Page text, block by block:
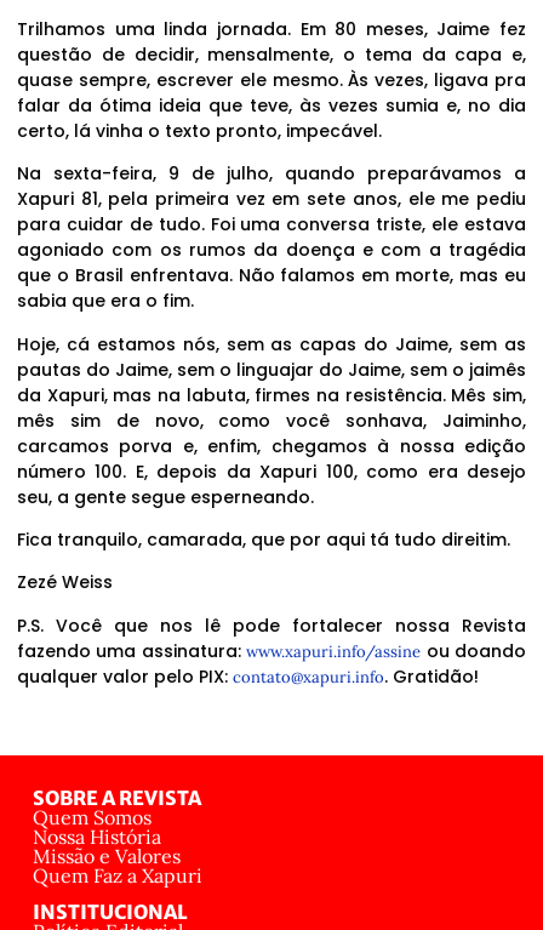
Trilhamos uma linda jornada. Em 80 meses, Jaime fez
questão de decidir, mensalmente, o tema da capa e,
quase sempre, escrever ele mesmo. Às vezes, ligava pra
falar da ótima ideia que teve, às vezes sumia e, no dia
certo, lá vinha o texto pronto, impecável.
Na sexta-feira, 9 de julho, quando preparávamos a
Xapuri 81, pela primeira vez em sete anos, ele me pediu
para cuidar de tudo. Foi uma conversa triste, ele estava
agoniado com os rumos da doença e com a tragédia
que o Brasil enfrentava. Não falamos em morte, mas eu
sabia que era o fim.
Hoje, cá estamos nós, sem as capas do Jaime, sem as
pautas do Jaime, sem o linguajar do Jaime, sem o jaimês
da Xapuri, mas na labuta, firmes na resistência. Mês sim,
mês sim de novo, como você sonhava, Jaiminho,
carcamos porva e, enfim, chegamos à nossa edição
número 100. E, depois da Xapuri 100, como era desejo
seu, a gente segue esperneando.
Fica tranquilo, camarada, que por aqui tá tudo direitim.
Zezé Weiss
P.S. Você que nos lê pode fortalecer nossa Revista
fazendo uma assinatura:www.xapuri.info/assine ou doando
qualquer valor pelo PIX: contato@xapuri.info. Gratidão!
SOBRE A REVISTA
Quem Somos
Nossa História
Missão e Valores
Quem Faz a Xapuri
INSTITUCIONAL